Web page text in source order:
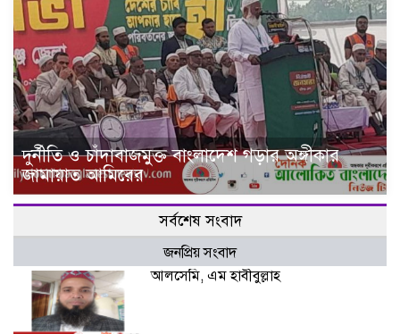
দুর্নীতি ও চাঁদাবাজমুক্ত বাংলাদেশ গড়ার অঙ্গীকার
জামায়াত আমিরের
সর্বশেষ সংবাদ
জনপ্রিয় সংবাদ
আলসেমি, এম হাবীবুল্লাহ